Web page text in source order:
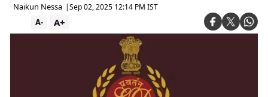
Naikun Nessa |Sep 02, 2025 12:14 PM IST
A+
A-